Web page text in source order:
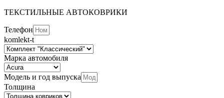
ТЕКСТИЛЬНЫЕ АВТОКОВРИКИ
Телефон
komlekt-t
Марка автомобиля
Модель и год выпуска
Толщина